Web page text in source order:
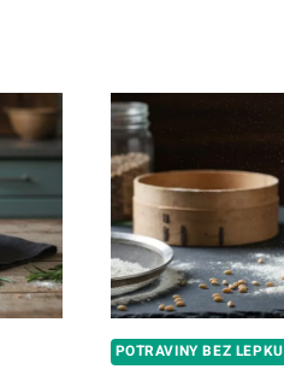
POTRAVINY BEZ LEPKU